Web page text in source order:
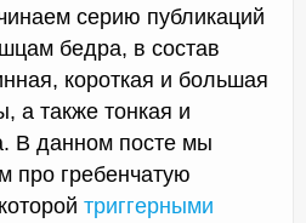
серию публикаций
бедра, в состав
короткая и большая
также тонкая и
В данном посте мы
про гребенчатую
триггерными